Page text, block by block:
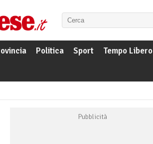
Politica Sport
Tempo Libero